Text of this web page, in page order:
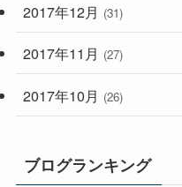
2017年12月 (31)
2017年11月 (27)
2017年10月 (26)
ブログランキング